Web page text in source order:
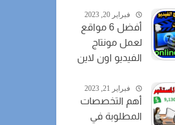
فبراير 20, 2023
أفضل 6 مواقع
لعمل مونتاج
الفيديو اون لاين
فبراير 21, 2023
أهم التخصصات
المطلوبة في